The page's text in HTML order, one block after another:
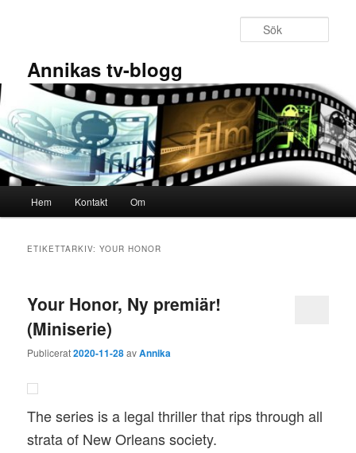
Annikas tv-blogg
Hem Kontakt Om
ETIKETTARKIV:YOUR HONOR
Your Honor, Ny premiär!
(Miniserie)
Publicerat2020-11-28avAnnika
The series is a legal thriller that rips through all
strata of New Orleans society.